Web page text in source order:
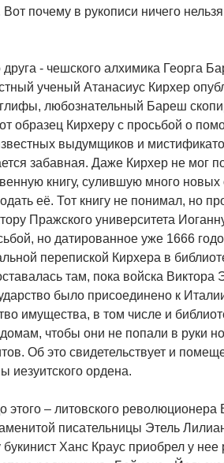
почему в рукописи ничего
- чешского алхимика Георга
ученый Атанасиус Кирхер
любознательный Бареш
образец Кирхеру с просьбой о
выдумщиков и
забавная. Даже Кирхер не мог
книгу, сулившую много новых
её. Тот книгу не понимал, но
Пражского университета
но датированное уже 1666
перепиской Кирхера в
там, пока войска
было присоединено к
имущества, в том числе и
чтобы они не попали в руки
Об это свидетельствует и
иезуитского ордена.
этого – литовского
писательницы Этель
Ханс Краус приобрел у нее